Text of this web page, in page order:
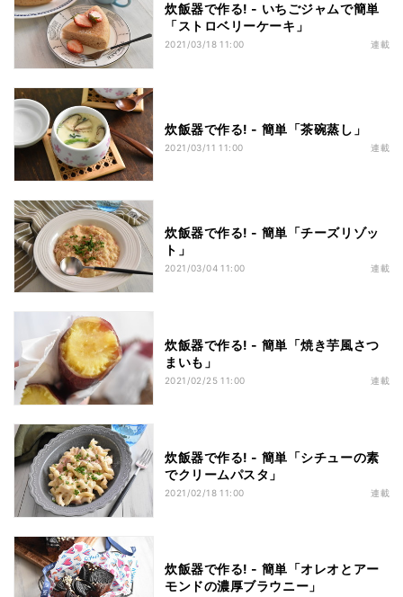
炊飯器で作る! - いちごジャムで簡単
「ストロベリーケーキ」
2021/03/18 11:00 連載
炊飯器で作る! - 簡単「茶碗蒸し」
2021/03/11 11:00 連載
炊飯器で作る! - 簡単「チーズリゾッ
ト」
2021/03/04 11:00 連載
炊飯器で作る! - 簡単「焼き芋風さつ
まいも」
2021/02/25 11:00 連載
炊飯器で作る! - 簡単「シチューの素
でクリームパスタ」
2021/02/18 11:00 連載
炊飯器で作る! - 簡単「オレオとアー
モンドの濃厚ブラウニー」